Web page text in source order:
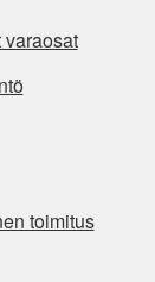
toimitus